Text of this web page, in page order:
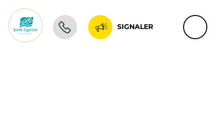
SIGNALER